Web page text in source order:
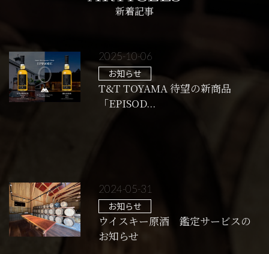
新着記事
2025-10-06
お知らせ
T&T TOYAMA 待望の新商品
「EPISOD...
2024-05-31
お知らせ
ウイスキー原酒 鑑定サービスの
お知らせ